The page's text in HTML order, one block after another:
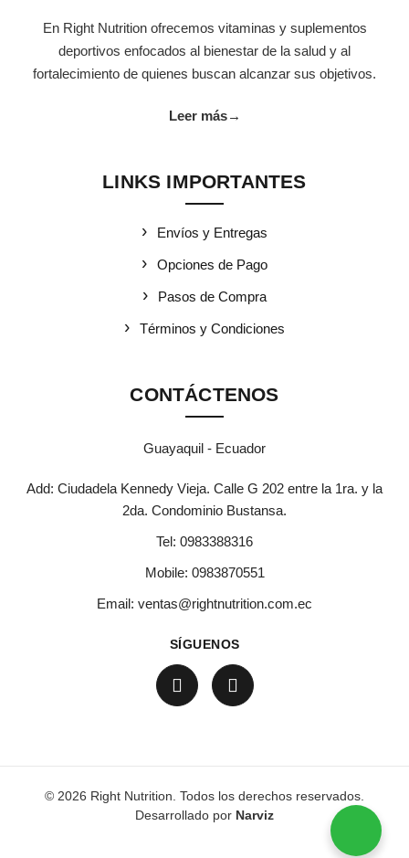
En Right Nutrition ofrecemos vitaminas y suplementos
deportivos enfocados al bienestar de la salud y al
fortalecimiento de quienes buscan alcanzar sus objetivos.
Leer más→
LINKS IMPORTANTES
Envíos y Entregas
Opciones de Pago
Pasos de Compra
Términos y Condiciones
CONTÁCTENOS
Guayaquil - Ecuador
Add: Ciudadela Kennedy Vieja. Calle G 202 entre la 1ra. y la
2da. Condominio Bustansa.
Tel: 0983388316
Mobile: 0983870551
Email: ventas@rightnutrition.com.ec
SÍGUENOS
© 2026 Right Nutrition. Todos los derechos reservados.
Desarrollado por Narviz